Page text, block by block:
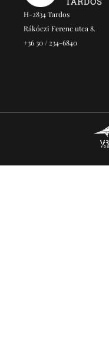
H-2834 Tardos
Rákóczi Ferenc utca 8.
+36 30 / 234-6840